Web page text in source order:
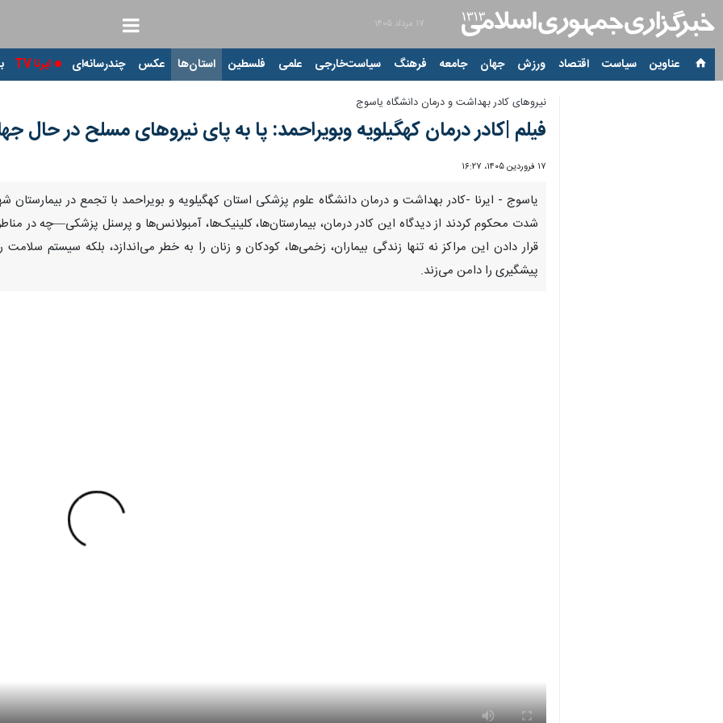
۱۷ مرداد ۱۴۰۵
عناوین‌ سیاست اقتصاد ورزش جهان جامعه فرهنگ سیاست‌خارجی علمی فلسطین استان‌ها عکس چندرسانه‌ای ایرنا TV
نیروهای کادر بهداشت و درمان دانشگاه یاسوج
فیلم |کادر درمان کهگیلویه وبویراحمد: پا به پای نیروهای مسلح در حال
۱۷ فروردین ۱۴۰۵، ۱۶:۲۷
PausePlay